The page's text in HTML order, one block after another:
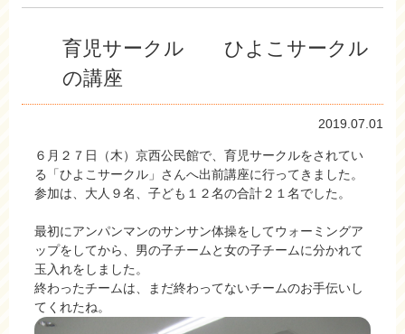
育児サークル ひよこサークル
の講座
2019.07.01
６月２７日（木）京西公民館で、育児サークルをされてい
る「ひよこサークル」さんへ出前講座に行ってきました。
参加は、大人９名、子ども１２名の合計２１名でした。
最初にアンパンマンのサンサン体操をしてウォーミングア
ップをしてから、男の子チームと女の子チームに分かれて
玉入れをしました。
終わったチームは、まだ終わってないチームのお手伝いし
てくれたね。